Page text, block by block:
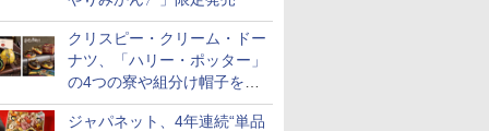
クリスピー・クリーム・ドー
ナツ、「ハリー・ポッター」
の4つの寮や組分け帽子をイ
メージしたドーナツなど発売
ジャパネット、4年連続“単品